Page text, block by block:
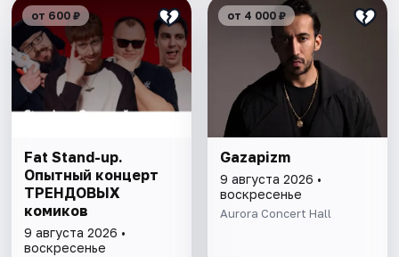
от 600 ₽
Fat Stand-up.
Опытный концерт
ТРЕНДОВЫХ
комиков
9 августа 2026 •
воскресенье
от 4 000 ₽
Gazapizm
9 августа 2026 •
воскресенье
Aurora Concert Hall